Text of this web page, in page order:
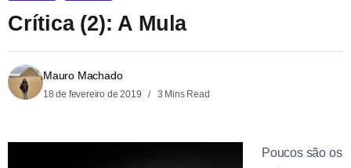
Crítica (2): A Mula
Mauro Machado
18 de fevereiro de 2019 3 Mins Read
Poucos são os